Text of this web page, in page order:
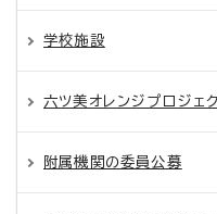
学校施設
六ツ美オレンジプロジェ
附属機関の委員公募